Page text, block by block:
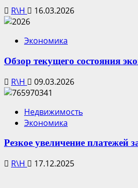
R\H 16.03.2026
Экономика
Обзор текущего состояния
R\H 09.03.2026
Недвижимость
Экономика
Резкое увеличение платежей
R\H 17.12.2025